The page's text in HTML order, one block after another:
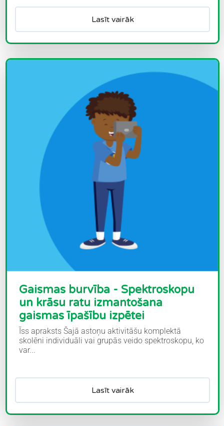
Lasīt vairāk
Gaismas burvība - Spektroskopu
un krāsu ratu izmantošana
gaismas īpašību izpētei
Īss apraksts Šajā astoņu aktivitāšu komplektā
skolēni individuāli vai grupās veido spektroskopu, ko
var...
Lasīt vairāk